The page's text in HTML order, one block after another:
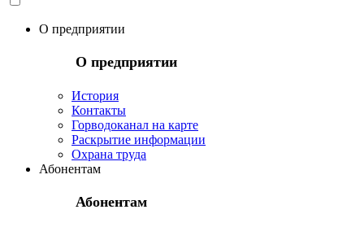
О предприятии
О предприятии
История
Контакты
Горводоканал на карте
Раскрытие информации
Охрана труда
Абонентам
Абонентам